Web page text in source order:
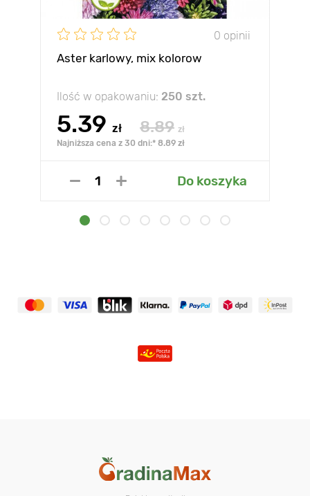
0 opinii
Aster karlowy, mix kolorow
Ilość w opakowaniu: 250 szt.
5.39 zł 8.89 zł
Najniższa cena z 30 dni:* 8.89 zł
Do koszyka